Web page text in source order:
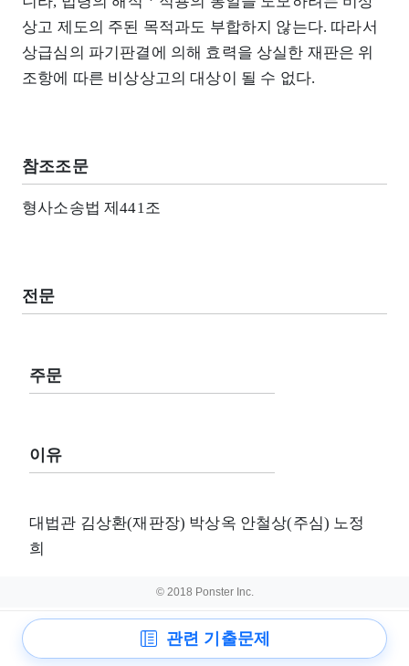
상고 제도의 주된 목적과도 부합하지 않는다. 따라서
상급심의 파기판결에 의해 효력을 상실한 재판은 위
조항에 따른 비상상고의 대상이 될 수 없다.
참조조문
형사소송법 제441조
전문
주문
이유
대법관 김상환(재판장) 박상옥 안철상(주심) 노정
희
© 2018 Ponster Inc.
관련 기출문제